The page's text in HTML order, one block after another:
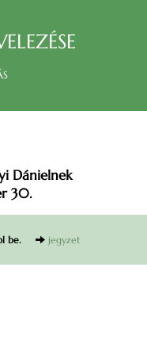
Dánielnek
30.
be. jegyzet